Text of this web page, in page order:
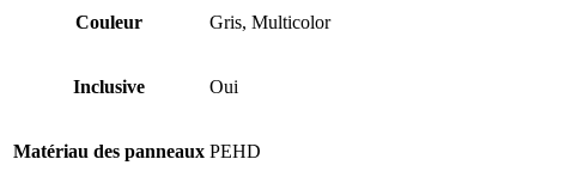
Couleur Gris, Multicolor
Inclusive Oui
Matériau des panneaux PEHD